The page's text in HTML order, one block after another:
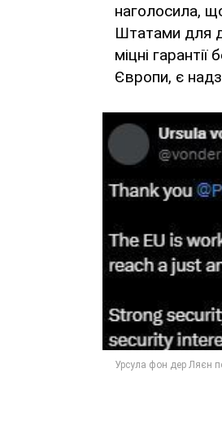
наголосила,
Штатами для
міцні
Європи, є